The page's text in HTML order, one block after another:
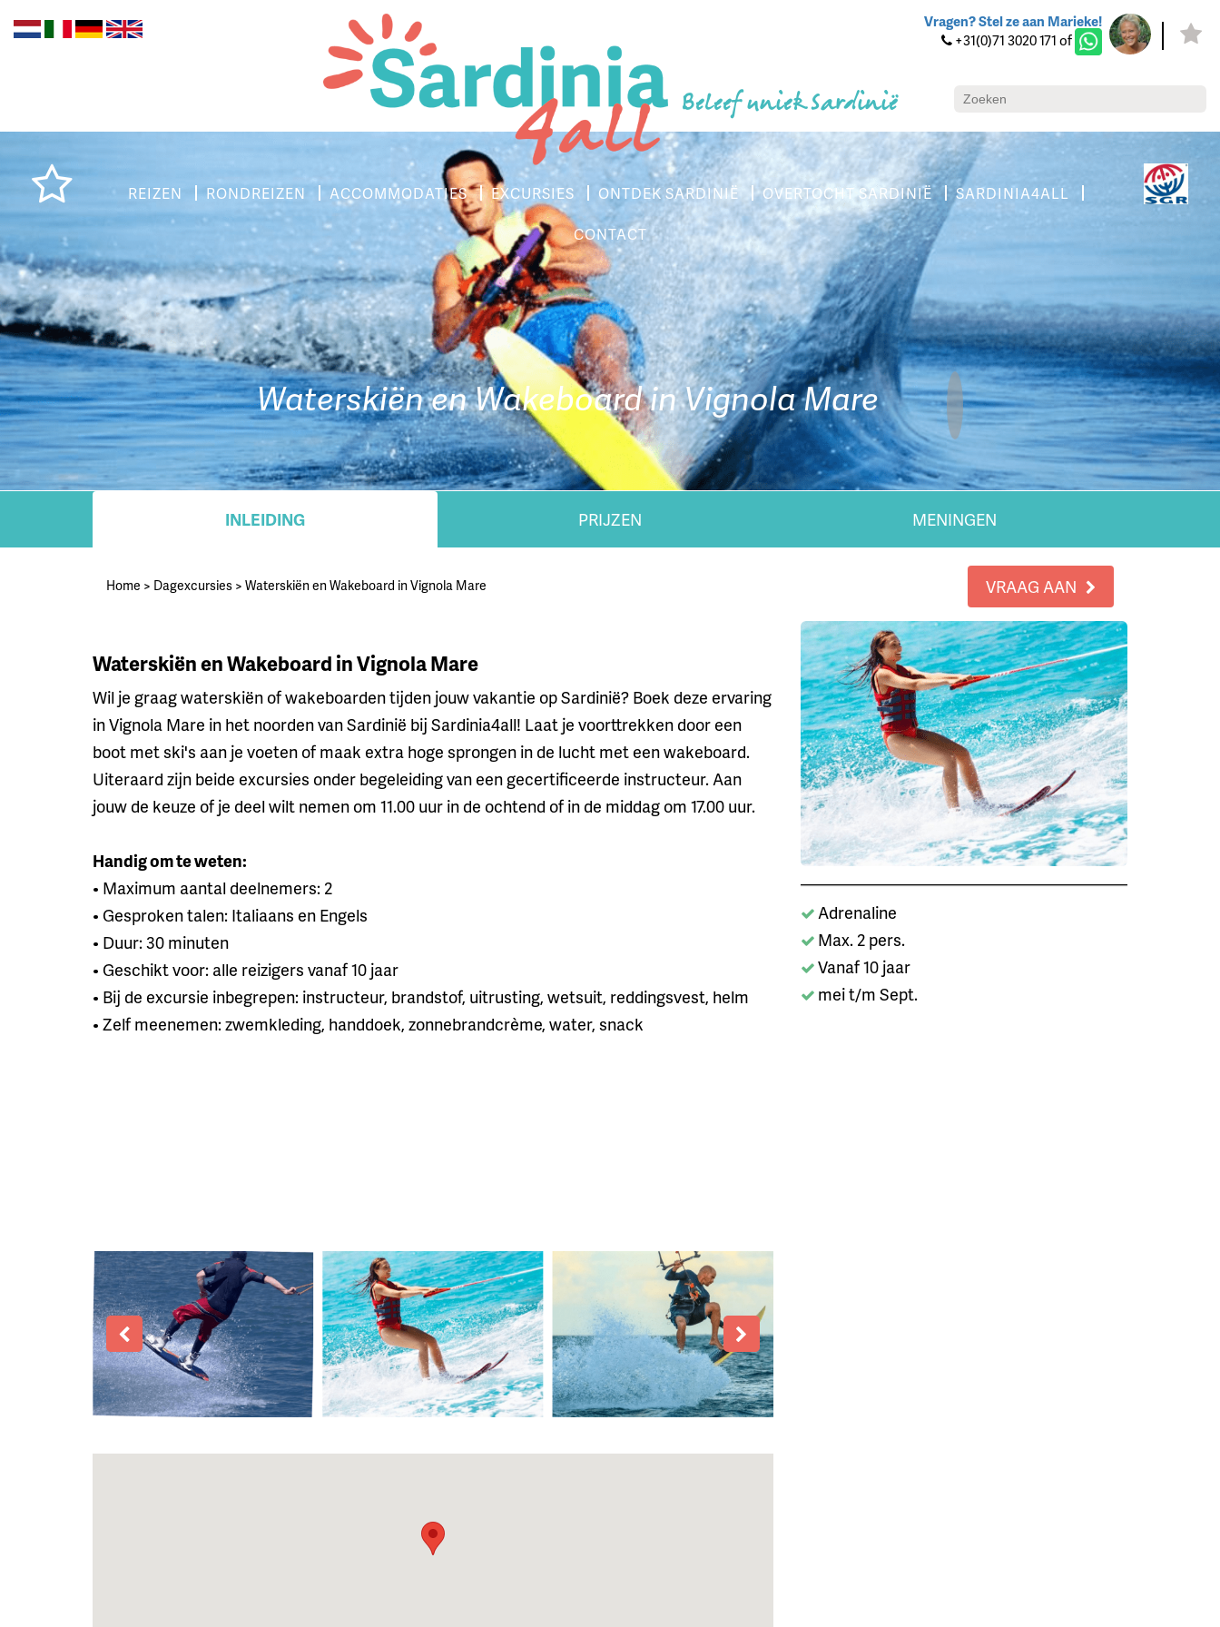
Vragen? Stel ze aan Marieke!
+31(0)71 3020 171 of
Beleef uniek Sardinië
REIZEN RONDREIZEN ACCOMMODATIES EXCURSIES ONTDEK SARDINIË OVERTOCHT SARDINIË
SARDINIA4ALL
CONTACT
Waterskiën en Wakeboard in Vignola Mare
INLEIDING PRIJZEN MENINGEN
Home > Dagexcursies > Waterskiën en Wakeboard in Vignola Mare VRAAG AAN
Waterskiën en Wakeboard in Vignola Mare
Wil je graag waterskiën of wakeboarden tijden jouw vakantie op Sardinië? Boek deze ervaring
in Vignola Mare in het noorden van Sardinië bij Sardinia4all! Laat je voorttrekken door een
boot met ski's aan je voeten of maak extra hoge sprongen in de lucht met een wakeboard.
Uiteraard zijn beide excursies onder begeleiding van een gecertificeerde instructeur. Aan
jouw de keuze of je deel wilt nemen om 11.00 uur in de ochtend of in de middag om 17.00 uur.
Handig om te weten:
• Maximum aantal deelnemers: 2
• Gesproken talen: Italiaans en Engels
• Duur: 30 minuten
• Geschikt voor: alle reizigers vanaf 10 jaar
• Bij de excursie inbegrepen: instructeur, brandstof, uitrusting, wetsuit, reddingsvest, helm
• Zelf meenemen: zwemkleding, handdoek, zonnebrandcrème, water, snack
Adrenaline
Max. 2 pers.
Vanaf 10 jaar
mei t/m Sept.